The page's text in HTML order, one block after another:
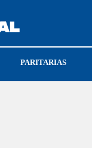
PARITARIAS